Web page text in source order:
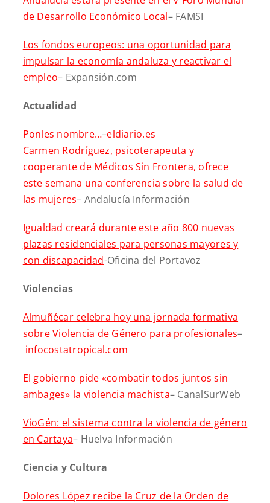
de Desarrollo Económico Local– FAMSI
Los fondos europeos: una oportunidad para
impulsar la economía andaluza y reactivar el
empleo– Expansión.com
Actualidad
Ponles nombre…–eldiario.es
Carmen Rodríguez, psicoterapeuta y
cooperante de Médicos Sin Frontera, ofrece
este semana una conferencia sobre la salud de
las mujeres– Andalucía Información
Igualdad creará durante este año 800 nuevas
plazas residenciales para personas mayores y
con discapacidad-Oficina del Portavoz
Violencias
Almuñécar celebra hoy una jornada formativa
sobre Violencia de Género para profesionales–
infocostatropical.com
El gobierno pide «combatir todos juntos sin
ambages» la violencia machista– CanalSurWeb
VioGén: el sistema contra la violencia de género
en Cartaya– Huelva Información
Ciencia y Cultura
Dolores López recibe la Cruz de la Orden de